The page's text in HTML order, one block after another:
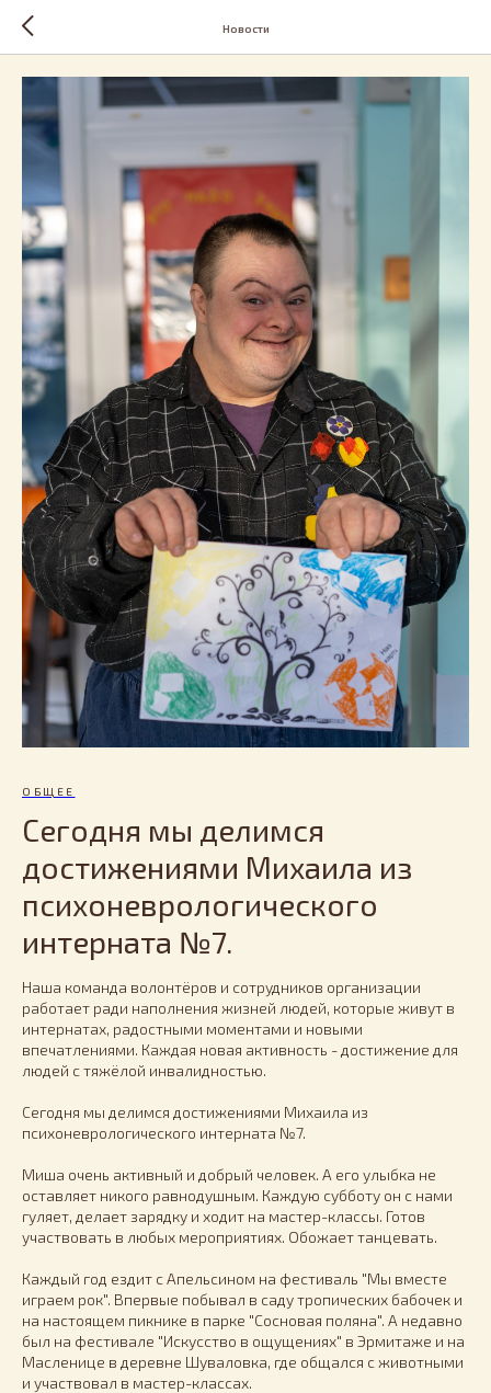
Новости
ОБЩЕЕ
Сегодня мы делимся
достижениями Михаила из
психоневрологического
интерната №7.
Наша команда волонтёров и сотрудников организации
работает ради наполнения жизней людей, которые живут в
интернатах, радостными моментами и новыми
впечатлениями. Каждая новая активность - достижение для
людей с тяжёлой инвалидностью.
Сегодня мы делимся достижениями Михаила из
психоневрологического интерната №7.
Миша очень активный и добрый человек. А его улыбка не
оставляет никого равнодушным. Каждую субботу он с нами
гуляет, делает зарядку и ходит на мастер-классы. Готов
участвовать в любых мероприятиях. Обожает танцевать.
Каждый год ездит с Апельсином на фестиваль "Мы вместе
играем рок". Впервые побывал в саду тропических бабочек и
на настоящем пикнике в парке "Сосновая поляна". А недавно
был на фестивале "Искусство в ощущениях" в Эрмитаже и на
Масленице в деревне Шуваловка, где общался с животными
и участвовал в мастер-классах.